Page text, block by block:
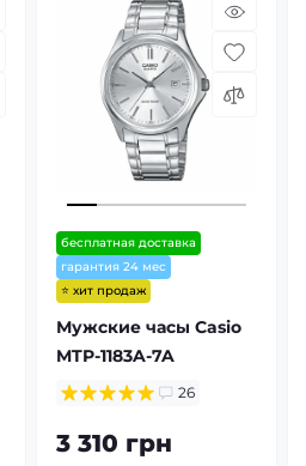
бесплатная доставка
гарантия 24 мес
⭐ хит продаж
Мужские часы Casio
MTP-1183A-7A
26
3 310 грн